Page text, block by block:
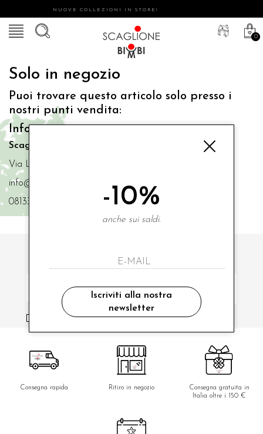
NUOVE COLLEZIONI IN STORE!
0
Solo in negozio
Puoi trovare questo articolo solo presso i
nostri punti vendita:
Info contatti
Scaglione Bimbi di Iacono Maria Angela
Via Luigi Mazzella,73 80077 Ischia
info@scaglionebimbi.com
0813331162
ISCRIVITI ALLA NOSTRA NEWSLETTER
ho letto ed accettato le condizioni sulla privacy.
Consegna rapida Ritiro in negozio
Consegna gratuita in
Italia oltre i 150 €
-10%
anche sui saldi.
Iscriviti alla nostra
newsletter